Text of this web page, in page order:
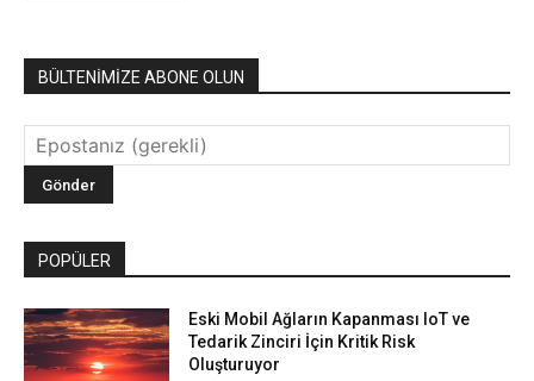
BÜLTENİMİZE ABONE OLUN
POPÜLER
Eski Mobil Ağların Kapanması IoT ve
Tedarik Zinciri İçin Kritik Risk
Oluşturuyor